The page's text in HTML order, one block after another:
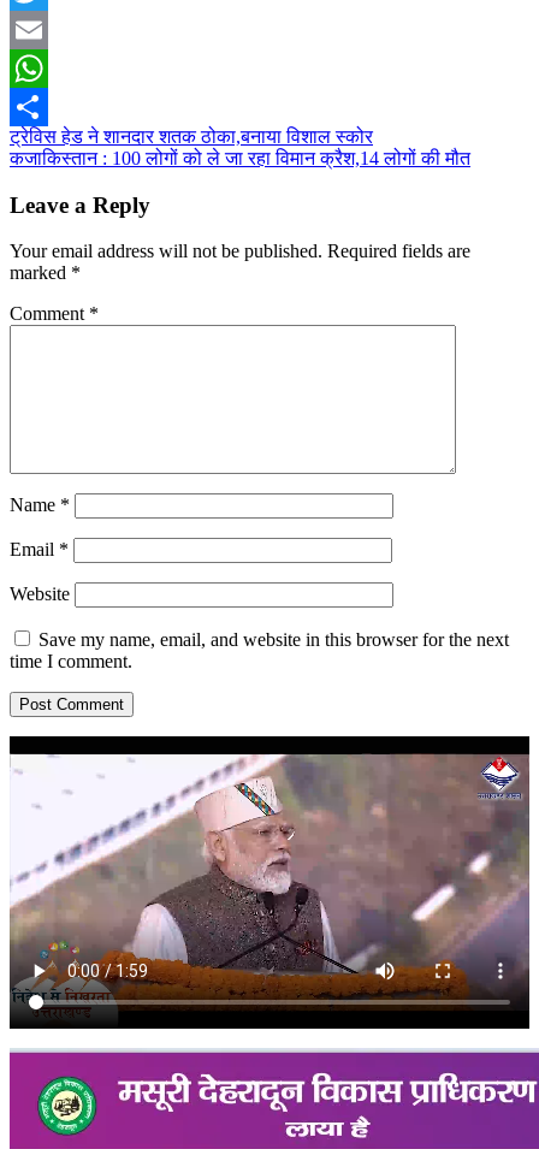
Twitter
Email
WhatsApp
Share
Post
navigation
ट्रेविस हेड ने शानदार शतक ठोका,बनाया विशाल स्कोर
कजाकिस्‍तान : 100 लोगों को ले जा रहा विमान क्रैश,14 लोगों की मौत
Leave a Reply
Your email address will not be published. Required fields are
marked *
Comment *
Name *
Email *
Website
Save my name, email, and website in this browser for the next
time I comment.